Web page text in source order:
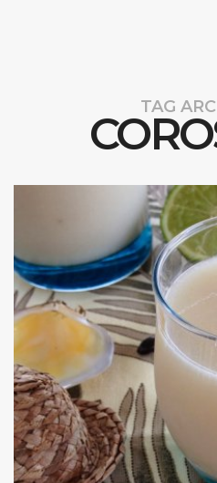
TAG